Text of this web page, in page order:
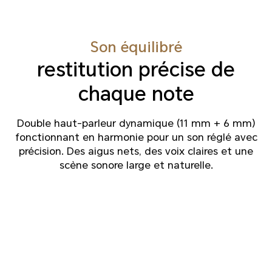
Son équilibré
restitution précise de
chaque note
Double haut-parleur dynamique (11 mm + 6 mm)
fonctionnant en harmonie pour un son réglé avec
précision. Des aigus nets, des voix claires et une
scène sonore large et naturelle.